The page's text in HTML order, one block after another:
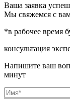
Ваша заявка
Мы свяжемся с
*в рабочее время
консультация
Напишите ваш
минут